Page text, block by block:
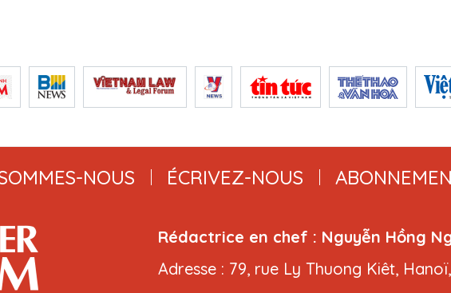
NOUS ÉCRIVEZ-NOUS
Rédactrice en chef : Nguyễn Hồng
Adresse : 79, rue Ly Thuong Kiêt,